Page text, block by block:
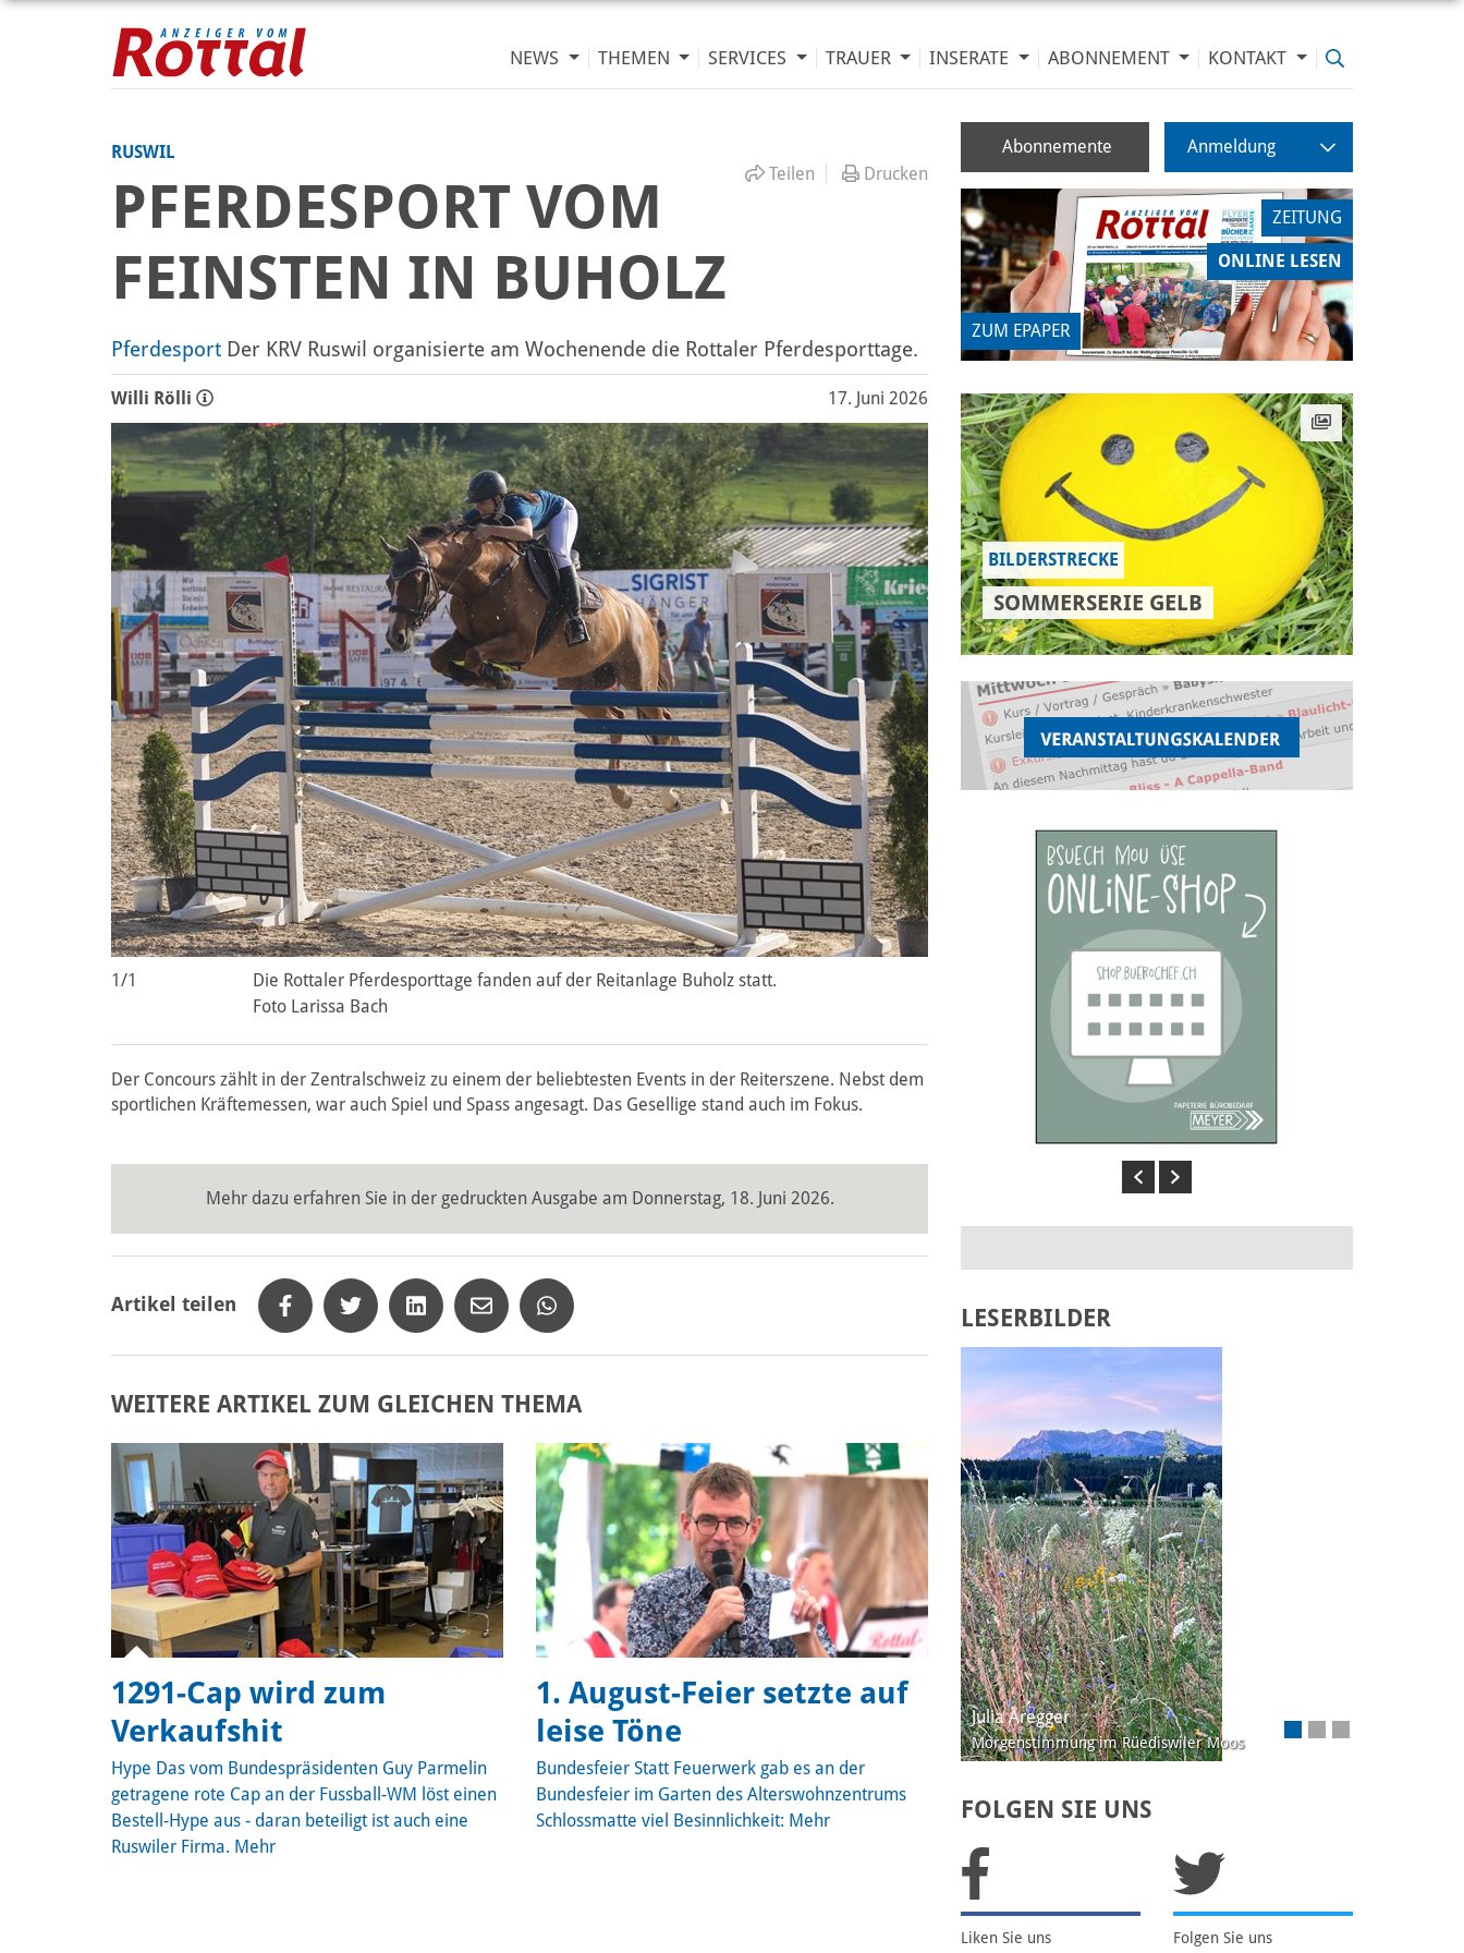
NEWS THEMEN SERVICES TRAUER INSERATE ABONNEMENT KONTAKT
RUSWIL
Teilen
Drucken
PFERDESPORT VOM
FEINSTEN IN BUHOLZ
Pferdesport Der KRV Ruswil organisierte am Wochenende die Rottaler Pferdesporttage.
Willi Rölli 17. Juni 2026
1/1
Die Rottaler Pferdesporttage fanden auf der Reitanlage Buholz statt.
Foto Larissa Bach
Der Concours zählt in der Zentralschweiz zu einem der beliebtesten Events in der Reiterszene. Nebst dem
sportlichen Kräftemessen, war auch Spiel und Spass angesagt. Das Gesellige stand auch im Fokus.
Mehr dazu erfahren Sie in der gedruckten Ausgabe am Donnerstag, 18. Juni 2026.
Artikel teilen
WEITERE ARTIKEL ZUM GLEICHEN THEMA
1291-Cap wird zum
Verkaufshit
Hype Das vom Bundespräsidenten Guy Parmelin
getragene rote Cap an der Fussball-WM löst einen
Bestell-Hype aus - daran beteiligt ist auch eine
Ruswiler Firma. Mehr
1. August-Feier setzte auf
leise Töne
Bundesfeier Statt Feuerwerk gab es an der
Bundesfeier im Garten des Alterswohnzentrums
Schlossmatte viel Besinnlichkeit: Mehr
Abonnemente Anmeldung
ZUM EPAPER
ZEITUNG
ONLINE LESEN
BILDERSTRECKE
SOMMERSERIE GELB
Previous
Next
LESERBILDER
Morgenstimmung im Rüediswiler Moos
Josef Lustenberger, Wolhusen
Ein Distelfinken-Paar beim Füttern der
FOLGEN SIE UNS
Liken Sie uns
Folgen Sie uns